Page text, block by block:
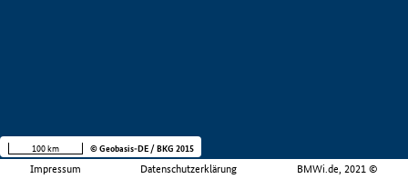
Impressum Datenschutzerklärung BMWi.de, 2021 ©
100 km © Geobasis-DE / BKG 2015